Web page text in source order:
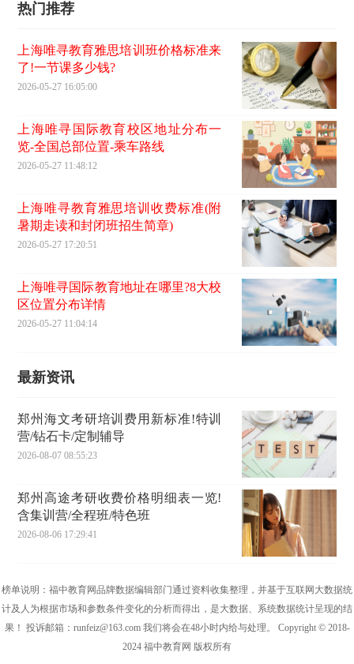
热门推荐
上海唯寻教育雅思培训班价格标准来
了!一节课多少钱?
2026-05-27 16:05:00
上海唯寻国际教育校区地址分布一
览-全国总部位置-乘车路线
2026-05-27 11:48:12
上海唯寻教育雅思培训收费标准(附
暑期走读和封闭班招生简章)
2026-05-27 17:20:51
上海唯寻国际教育地址在哪里?8大校
区位置分布详情
2026-05-27 11:04:14
最新资讯
郑州海文考研培训费用新标准!特训
营/钻石卡/定制辅导
2026-08-07 08:55:23
郑州高途考研收费价格明细表一览!
含集训营/全程班/特色班
2026-08-06 17:29:41
榜单说明：福中教育网品牌数据编辑部门通过资料收集整理，并基于互联网大数据统
计及人为根据市场和参数条件变化的分析而得出，是大数据、系统数据统计呈现的结
果！ 投诉邮箱：runfeiz@163.com 我们将会在48小时内给与处理。 Copyright © 2018-
2024 福中教育网 版权所有